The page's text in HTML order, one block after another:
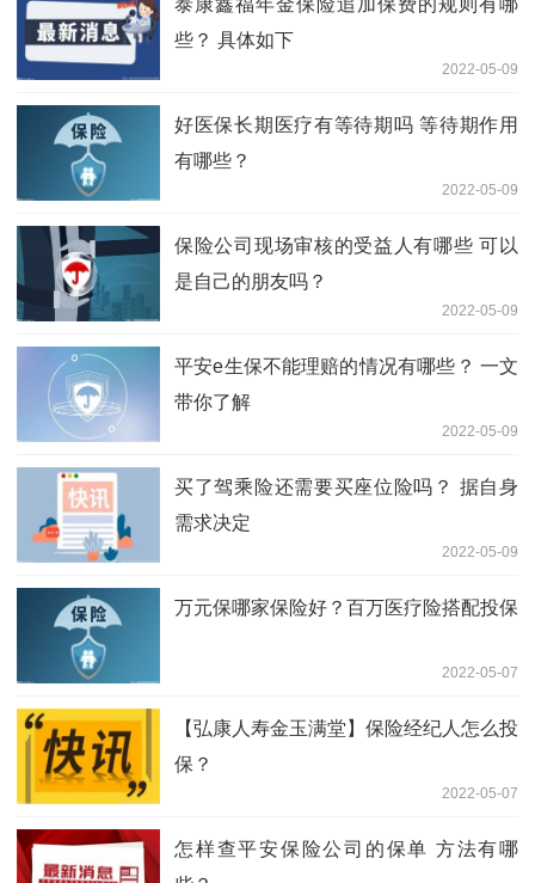
些？ 具体如下
2022-05-09
好医保长期医疗有等待期吗 等待期作用
有哪些？
2022-05-09
保险公司现场审核的受益人有哪些 可以
是自己的朋友吗？
2022-05-09
平安e生保不能理赔的情况有哪些？ 一文
带你了解
2022-05-09
买了驾乘险还需要买座位险吗？ 据自身
需求决定
2022-05-09
万元保哪家保险好？百万医疗险搭配投保
2022-05-07
【弘康人寿金玉满堂】保险经纪人怎么投
保？
2022-05-07
怎样查平安保险公司的保单 方法有哪